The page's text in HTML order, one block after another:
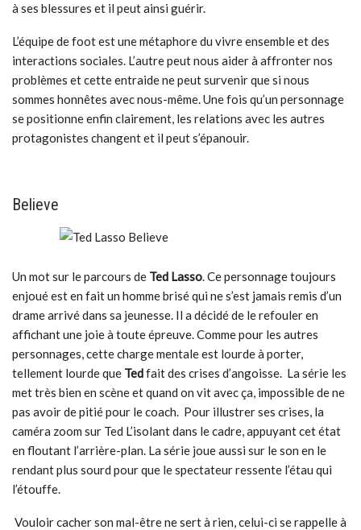
à ses blessures et il peut ainsi guérir.
L’équipe de foot est une métaphore du vivre ensemble et des
interactions sociales. L’autre peut nous aider à affronter nos
problèmes et cette entraide ne peut survenir que si nous
sommes honnêtes avec nous-même.Une fois qu’un personnage
se positionne enfin clairement, les relations avec les autres
protagonistes changent et il peut s’épanouir.
Believe
Un mot sur le parcours de Ted Lasso. Ce personnage toujours
enjoué est en fait un homme brisé qui ne s’est jamais remis d’un
drame arrivé dans sa jeunesse. Il a décidé de le refouler en
affichant une joie à toute épreuve. Comme pour les autres
personnages, cette charge mentale est lourde à porter,
tellement lourde que Tedfait des crises d’angoisse. La série les
met très bien en scène et quand on vit avec ça, impossible de ne
pas avoir de pitié pour le coach. Pour illustrer ses crises, la
caméra zoom sur Ted L’isolant dans le cadre, appuyant cet état
en floutant l’arrière-plan. La série joue aussi sur le son en le
rendant plus sourd pour que le spectateur ressente l’étau qui
l’étouffe.
Vouloir cacher son mal-être ne sert à rien, celui-ci se rappelle à